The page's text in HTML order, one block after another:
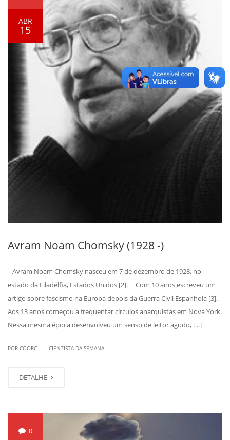
ABR
15
Avram Noam Chomsky (1928 -)
Avram Noam Chomsky nasceu em 7 de dezembro de 1928, no
estado da Filadélfia, Estados Unidos [2]. Com 10 anos escreveu um
artigo sobre fascismo na Europa depois da Guerra Civil Espanhola [3].
Aos 13 anos começou a frequentar círculos anarquistas em Nova York.
Nessa mesma época desenvolveu um senso de leitor agudo, [...]
POR COORC CIENTISTA DA SEMANA
DETALHE
0